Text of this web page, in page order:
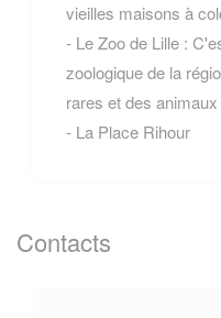
vieilles maisons à
- Le Zoo de Lille :
zoologique de la
rares et des
- La Place Rihour
Contacts